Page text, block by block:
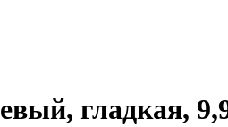
гладкая,